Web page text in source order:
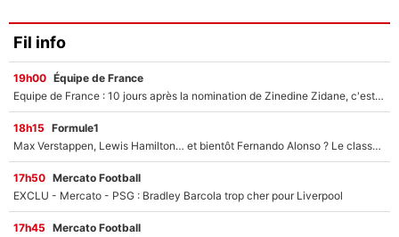
Fil info
19h00 Équipe de France
Equipe de France : 10 jours après la nomination de Zinedine Zidane, c'est au tour de son fils de prendre un nouveau départ !
18h15 Formule1
Max Verstappen, Lewis Hamilton… et bientôt Fernando Alonso ? Le classement des pilotes les mieux payés en Formule 1 risque de changer !
17h50 Mercato Football
EXCLU - Mercato - PSG : Bradley Barcola trop cher pour Liverpool
17h45 Mercato Football